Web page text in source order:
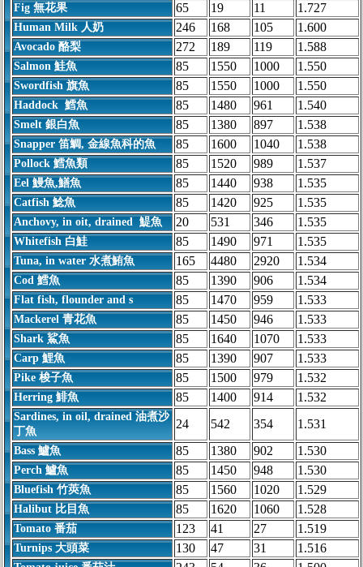
Fig 無花果 65 19 11 1.727
Human Milk 人奶 246 168 105 1.600
Avocado 酪梨 272 189 119 1.588
Salmon 鮭魚 85 1550 1000 1.550
Swordfish 旗魚 85 1550 1000 1.550
Haddock 鱈魚 85 1480 961 1.540
Smelt 銀白魚 85 1380 897 1.538
Snapper 笛鯛, 金線魚科的魚 85 1600 1040 1.538
Pollock 鱈魚類 85 1520 989 1.537
Eel 鰻魚,鱔魚 85 1440 938 1.535
Catfish 鯰魚 85 1420 925 1.535
Anchovy, in oit, drained 鯷魚 20 531 346 1.535
Whitefish 白鮭 85 1490 971 1.535
Tuna, in water 水煮鮪魚 165 4480 2920 1.534
Cod 鱈魚 85 1390 906 1.534
Flat fish, flounder and s 85 1470 959 1.533
Mackerel 青花魚 85 1450 946 1.533
Shark 鯊魚 85 1640 1070 1.533
Carp 鯉魚 85 1390 907 1.533
Pike 梭子魚 85 1500 979 1.532
Herring 鯡魚 85 1400 914 1.532
Sardines, in oil, drained 油煮沙
丁魚
24 542 354 1.531
Bass 鱸魚 85 1380 902 1.530
Perch 鱸魚 85 1450 948 1.530
Bluefish 竹莢魚 85 1560 1020 1.529
Halibut 比目魚 85 1620 1060 1.528
Tomato 番茄 123 41 27 1.519
Turnips 大頭菜 130 47 31 1.516